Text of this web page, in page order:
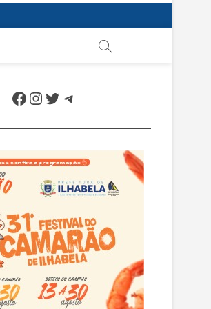
Facebook
Instagram
Twitter
Telegram